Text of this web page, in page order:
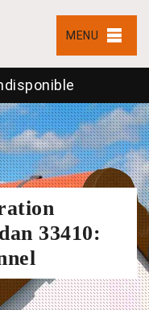
MENU
33410: